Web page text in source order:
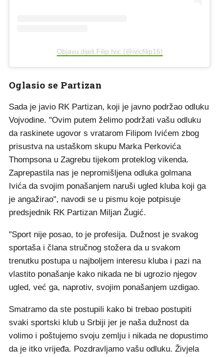
Objavu dijeli Filip Ivic (@ivicfilip16)
Oglasio se Partizan
Sada je javio RK Partizan, koji je javno podržao odluku
Vojvodine. "Ovim putem želimo podržati vašu odluku
da raskinete ugovor s vratarom Filipom Ivićem zbog
prisustva na ustaškom skupu Marka Perkovića
Thompsona u Zagrebu tijekom proteklog vikenda.
Zaprepastila nas je nepromišljena odluka golmana
Ivića da svojim ponašanjem naruši ugled kluba koji ga
je angažirao", navodi se u pismu koje potpisuje
predsjednik RK Partizan Miljan Žugić.
"Sport nije posao, to je profesija. Dužnost je svakog
sportaša i člana stručnog stožera da u svakom
trenutku postupa u najboljem interesu kluba i pazi na
vlastito ponašanje kako nikada ne bi ugrozio njegov
ugled, već ga, naprotiv, svojim ponašanjem uzdigao.
Smatramo da ste postupili kako bi trebao postupiti
svaki sportski klub u Srbiji jer je naša dužnost da
volimo i poštujemo svoju zemlju i nikada ne dopustimo
da je itko vrijeđa. Pozdravljamo vašu odluku. Živjela